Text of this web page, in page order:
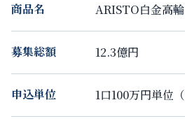
商品名 ARISTO白金高輪
募集総額 12.3億円
申込単位 1口100万円単位